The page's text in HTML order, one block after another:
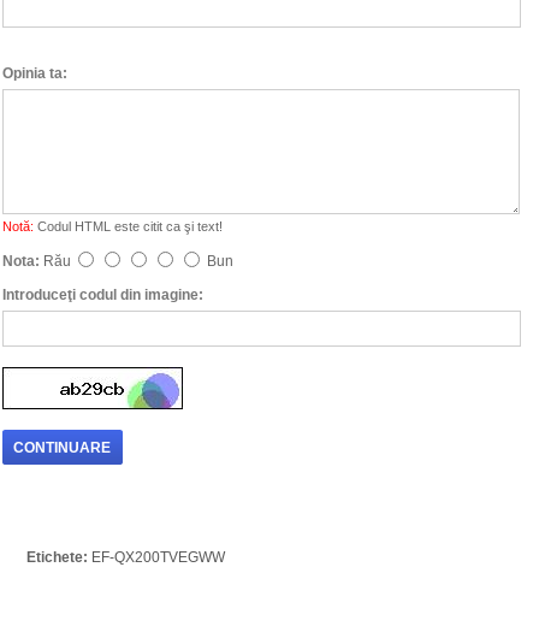
Opinia ta:
Notă: Codul HTML este citit ca şi text!
Nota: Rău
Bun
Introduceţi codul din imagine:
CONTINUARE
Etichete: EF-QX200TVEGWW